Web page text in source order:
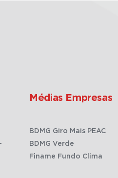
Médias Empresas
BDMG Giro Mais PEAC
BDMG Verde
Finame Fundo Clima